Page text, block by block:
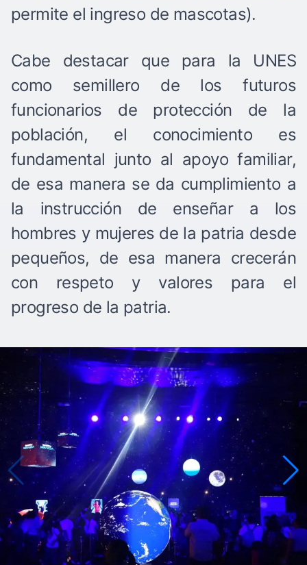
permite el ingreso de mascotas).
Cabe destacar que para la UNES
como semillero de los futuros
funcionarios de protección de la
población, el conocimiento es
fundamental junto al apoyo familiar,
de esa manera se da cumplimiento a
la instrucción de enseñar a los
hombres y mujeres de la patria desde
pequeños, de esa manera crecerán
con respeto y valores para el
progreso de la patria.